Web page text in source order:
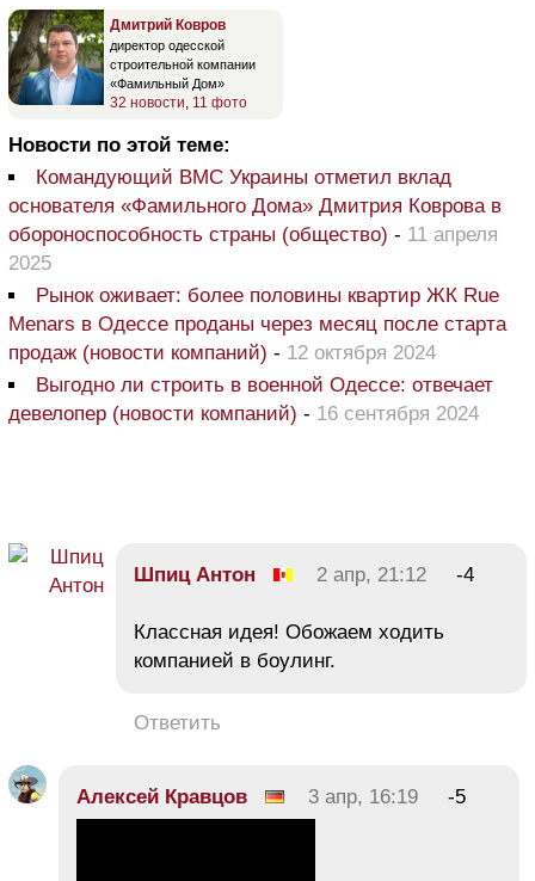
Дмитрий Ковров
директор одесской
строительной компании
«Фамильный Дом»
32 новости 11 фото
Новости по этой теме:
Командующий ВМС Украины отметил вклад
основателя «Фамильного Дома» Дмитрия Коврова в
обороноспособность страны (общество) - 11 апреля
2025
Рынок оживает: более половины квартир ЖК Rue
Menars в Одессе проданы через месяц после старта
продаж (новости компаний) - 12 октября 2024
Выгодно ли строить в военной Одессе: отвечает
девелопер (новости компаний) - 16 сентября 2024
Шпиц Антон 2 апр, 21:12 -4
Классная идея! Обожаем ходить
компанией в боулинг.
Ответить
Алексей Кравцов 3 апр, 16:19 -5